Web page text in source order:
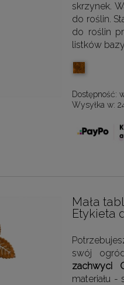
skrzynek.
do roślin.
do roślin
listków
Dostępność:
Wysyłka w:
Mała
Etykieta
swój
zachwyci
materiału -